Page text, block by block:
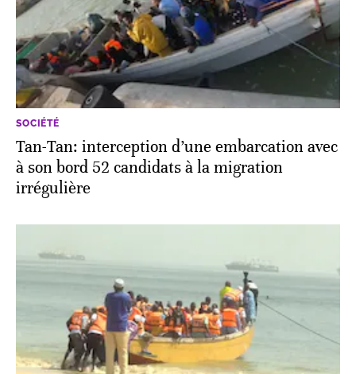
SOCIÉTÉ
Tan-Tan: interception d’une embarcation avec
à son bord 52 candidats à la migration
irrégulière